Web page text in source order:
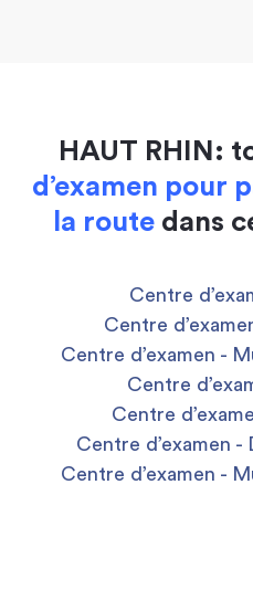
HAUT RHIN:
d’examen pour
la routedans
Centre
Centre
Centre d’examen -
Centre
Centre
Centre d’examen
Centre d’examen -